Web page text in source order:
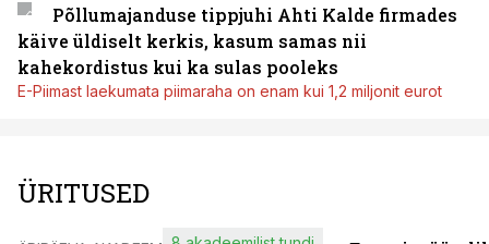
Põllumajanduse tippjuhi Ahti Kalde firmades
käive üldiselt kerkis, kasum samas nii
kahekordistus kui ka sulas pooleks
E-Piimast laekumata piimaraha on enam kui 1,2 miljonit eurot
ÜRITUSED